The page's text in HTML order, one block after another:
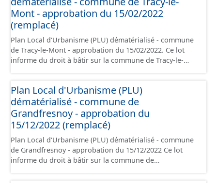
les annexes, les orientations d'aménagement et les
données géographiques. Malgré l'attention portée à la
création de ces données, il est rappelé que seuls les
documents papier font foi et sont opposables d'un point
de vue juridique.
Mont - approbation du 15/02/2022
(remplacé)
Plan Local d'Urbanisme (PLU) dématérialisé - commune
de Tracy-le-Mont - approbation du 15/02/2022. Ce lot
informe du droit à bâtir sur la commune de Tracy-le-
pièces administratives, le rapport de présentation, le
PADD, le règlement (à l'exception des plans de zonages),
les annexes, les orientations d'aménagement et les
données géographiques. Malgré l'attention portée à la
création de ces données, il est rappelé que seuls les
documents papier font foi et sont opposables d'un point
de vue juridique.
Plan Local d'Urbanisme (PLU)
dématérialisé - commune de
Grandfresnoy - approbation du
15/12/2022 (remplacé)
Plan Local d'Urbanisme (PLU) dématérialisé - commune
de Grandfresnoy - approbation du 15/12/2022 Ce lot
informe du droit à bâtir sur la commune de